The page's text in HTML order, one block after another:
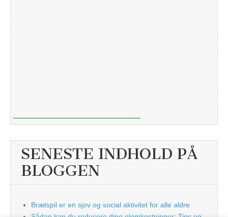
SENESTE INDHOLD PÅ
BLOGGEN
Brætspil er en sjov og social aktivitet for alle aldre